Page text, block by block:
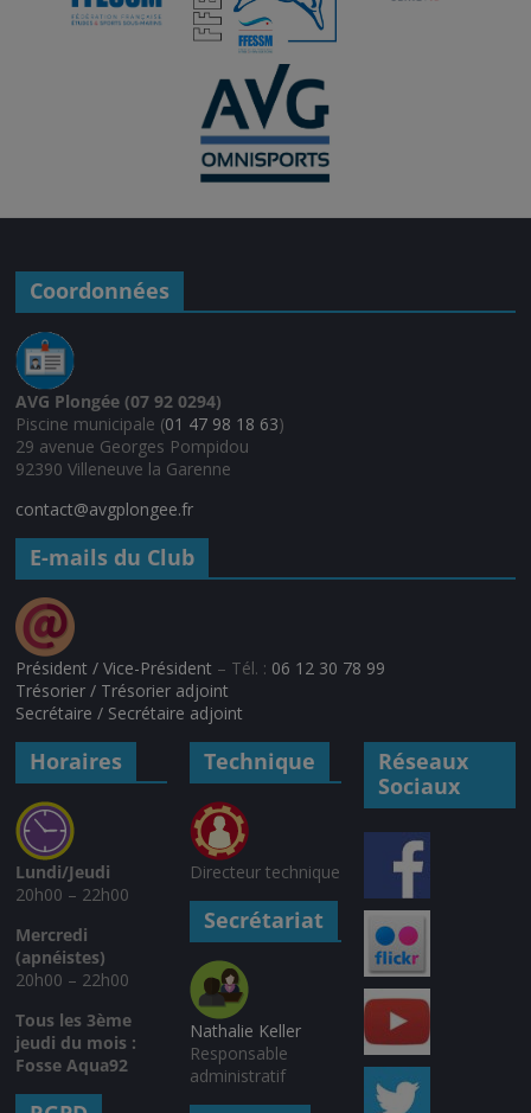
Coordonnées
AVG Plongée (07 92 0294)
Piscine municipale (01 47 98 18 63)
29 avenue Georges Pompidou
92390 Villeneuve la Garenne
contact@avgplongee.fr
E-mails du Club
Président / Vice-Président – Tél. : 06 12 30 78 99
Trésorier / Trésorier adjoint
Secrétaire / Secrétaire adjoint
Horaires
Lundi/Jeudi
20h00 – 22h00
Mercredi
(apnéistes)
20h00 – 22h00
Tous les 3ème
jeudi du mois :
Fosse Aqua92
Technique
Directeur technique
Secrétariat
Nathalie Keller
Responsable
administratif
Réseaux
Sociaux